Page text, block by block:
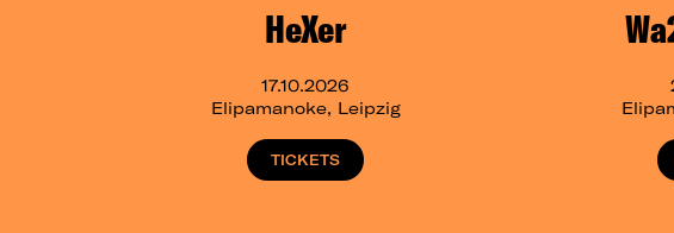
HeXer
17.10.2026
Elipamanoke, Leipzig
TICKETS